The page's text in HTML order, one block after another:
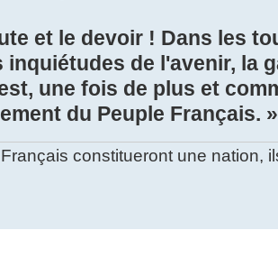
et le devoir ! Dans les
inquiétudes de l'avenir, la
une fois de plus et
du Peuple Français. »
constitueront une nation,